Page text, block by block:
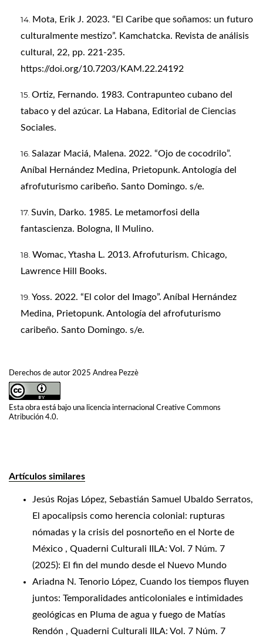
Derechos de autor 2025 Andrea Pezzè
Esta obra está bajo una licencia internacional Creative Commons
Atribución 4.0.
Mota, Erik J. 2023. “El Caribe que soñamos: un futuro
culturalmente mestizo”. Kamchatcka. Revista de análisis
cultural, 22, pp. 221-235.
https://doi.org/10.7203/KAM.22.24192
Ortiz, Fernando. 1983. Contrapunteo cubano del
tabaco y del azúcar. La Habana, Editorial de Ciencias
Sociales.
Salazar Maciá, Malena. 2022. “Ojo de cocodrilo”.
Aníbal Hernández Medina, Prietopunk. Antología del
afrofuturismo caribeño. Santo Domingo. s/e.
Suvin, Darko. 1985. Le metamorfosi della
fantascienza. Bologna, Il Mulino.
Womac, Ytasha L. 2013. Afrofuturism. Chicago,
Lawrence Hill Books.
Yoss. 2022. “El color del Imago”. Aníbal Hernández
Medina, Prietopunk. Antología del afrofuturismo
caribeño. Santo Domingo. s/e.
Artículos similares
Jesús Rojas López, Sebastián Samuel Ubaldo Serratos,
El apocalipsis como herencia colonial: rupturas
nómadas y la crisis del posnorteño en el Norte de
México , Quaderni Culturali IILA: Vol. 7 Núm. 7
(2025): El fin del mundo desde el Nuevo Mundo
Ariadna N. Tenorio López, Cuando los tiempos fluyen
juntos: Temporalidades anticoloniales e intimidades
geológicas en Pluma de agua y fuego de Matías
Rendón , Quaderni Culturali IILA: Vol. 7 Núm. 7